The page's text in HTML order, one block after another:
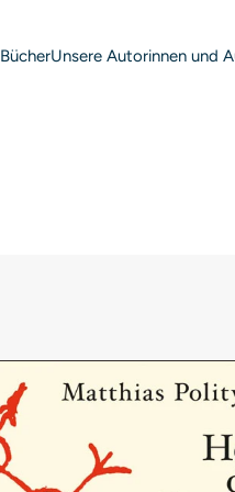
BücherUnsere Autorinnen und